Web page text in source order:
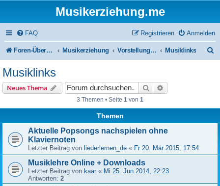
Musikerziehung.me
FAQ Anmelden
Registrieren
Foren-Übersicht Musikerziehung Vorstellung / Eigenwerbung / Werbung Musiklinks
e
Musiklinks
Neues Thema Suche
3 Themen • Seite 1 von 1
Themen
Aktuelle Popsongs nachspielen ohne
Klaviernoten
Letzter Beitrag von liederlernen_de « Fr 20. Mär 2015, 17:54
Musiklehre Online + Downloads
Letzter Beitrag von kaar « Mi 25. Jun 2014, 22:23
Antworten: 2